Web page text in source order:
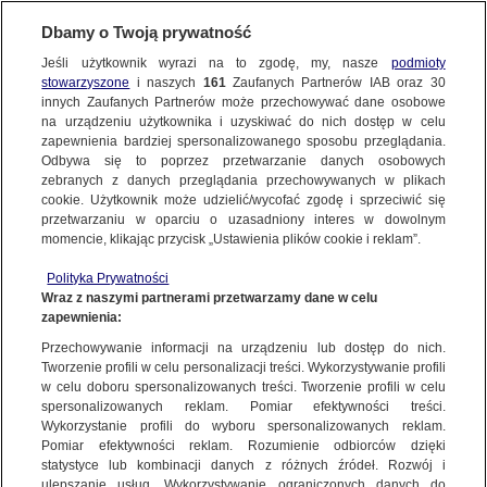
KONTAKT24
Wyślij Materiał
WYŚLIJ MATERIAŁ
NAJNOWSZE
GORĄCE TEMATY
WIĘCEJ
KANAŁY
Dzień dobry!
Jedno konto do wszystkich usług
KONTAKT24 | NAJNOWSZE
Lodołamacze w Tczewie
Dbamy o Twoją prywatność
Jeśli użytkownik wyrazi na to zgodę, my, nasze podmioty
stowarzyszone i naszych 161Zaufanych Partnerów IAB oraz 30
innych Zaufanych Partnerów może przechowywać dane osobowe
na urządzeniu użytkownika i uzyskiwać do nich dostęp w celu
zapewnienia bardziej spersonalizowanego sposobu przeglądania.
Odbywa się to poprzez przetwarzanie danych osobowych
zebranych z danych przeglądania przechowywanych w plikach
cookie. Użytkownik może udzielić/wycofać zgodę i sprzeciwić się
przetwarzaniu w oparciu o uzasadniony interes w dowolnym
momencie, klikając przycisk „Ustawienia plików cookie i reklam”.
Polityka Prywatności
Wraz z naszymi partnerami przetwarzamy dane w celu
zapewnienia:
Przechowywanie informacji na urządzeniu lub dostęp do nich.
Tworzenie profili w celu personalizacji treści. Wykorzystywanie profili
w celu doboru spersonalizowanych treści. Tworzenie profili w celu
spersonalizowanych reklam. Pomiar efektywności treści.
Wykorzystanie profili do wyboru spersonalizowanych reklam.
Pomiar efektywności reklam. Rozumienie odbiorców dzięki
statystyce lub kombinacji danych z różnych źródeł. Rozwój i